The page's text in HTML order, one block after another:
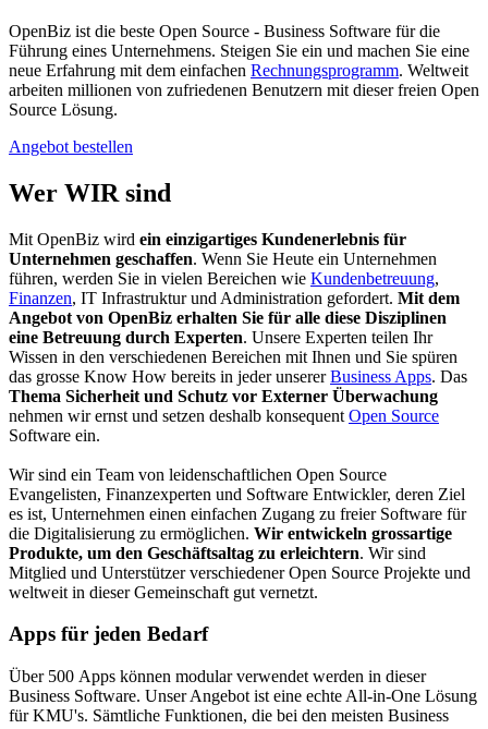
OpenBiz ist die beste Open Source - Business Software für die
Führung eines Unternehmens. Steigen Sie ein und machen Sie eine
neue Erfahrung mit dem einfachen Rechnungsprogramm. Weltweit
arbeiten millionen von zufriedenen Benutzern mit dieser freien Open
Source Lösung.
Angebot bestellen
Wer WIR sind
Mit OpenBiz wird ein einzigartiges Kundenerlebnis für
Unternehmen geschaffen. Wenn Sie Heute ein Unternehmen
führen, werden Sie in vielen Bereichen wie Kundenbetreuung,
Finanzen, IT Infrastruktur und Administration gefordert. Mit dem
Angebot von OpenBiz erhalten Sie für alle diese Disziplinen
eine Betreuung durch Experten. Unsere Experten teilen Ihr
Wissen in den verschiedenen Bereichen mit Ihnen und Sie spüren
das grosse Know How bereits in jeder unsererBusiness Apps. Das
Thema Sicherheit und Schutz vor Externer Überwachung
nehmen wir ernst und setzen deshalb konsequent Open Source
Software ein.
Wir sind ein Team von leidenschaftlichen Open Source
Evangelisten, Finanzexperten und Software Entwickler, deren Ziel
es ist, Unternehmen einen einfachen Zugang zu freier Software für
die Digitalisierung zu ermöglichen. Wir entwickeln grossartige
Produkte, um den Geschäftsaltag zu erleichtern. Wir sind
Mitglied und Unterstützer verschiedener Open Source Projekte und
weltweit in dieser Gemeinschaft gut vernetzt.
Apps für jeden Bedarf
Über 500 Apps können modular verwendet werden in dieser
Business Software. Unser Angebot ist eine echte All-in-One Lösung
für KMU's. Sämtliche Funktionen, die bei den meisten Business